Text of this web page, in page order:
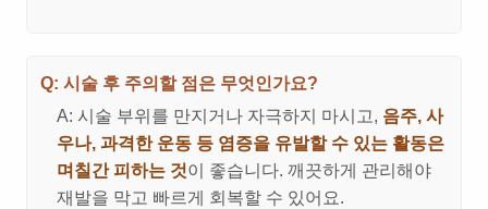
Q: 시술 후 주의할 점은 무엇인가요?
A: 시술 부위를 만지거나 자극하지 마시고, 음주, 사
우나, 과격한 운동 등 염증을 유발할 수 있는 활동은
며칠간 피하는 것이 좋습니다. 깨끗하게 관리해야
재발을 막고 빠르게 회복할 수 있어요.